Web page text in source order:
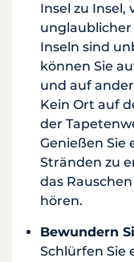
Insel zu Insel,
unglaublicher
Inseln sind
können Sie
und auf
Kein Ort auf
der
Genießen Sie
Stränden zu
das
hören.
Bewundern
Schlürfen Sie